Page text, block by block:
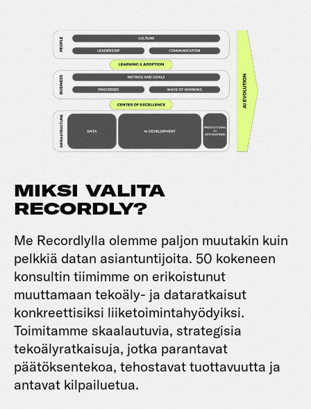
MIKSI VALITA
RECORDLY?
Me Recordlylla olemme paljon muutakin kuin
pelkkiä datan asiantuntijoita. 50 kokeneen
konsultin tiimimme on erikoistunut
muuttamaan tekoäly- ja dataratkaisut
konkreettisiksi liiketoimintahyödyiksi.
Toimitamme skaalautuvia, strategisia
tekoälyratkaisuja, jotka parantavat
päätöksentekoa, tehostavat tuottavuutta ja
antavat kilpailuetua.